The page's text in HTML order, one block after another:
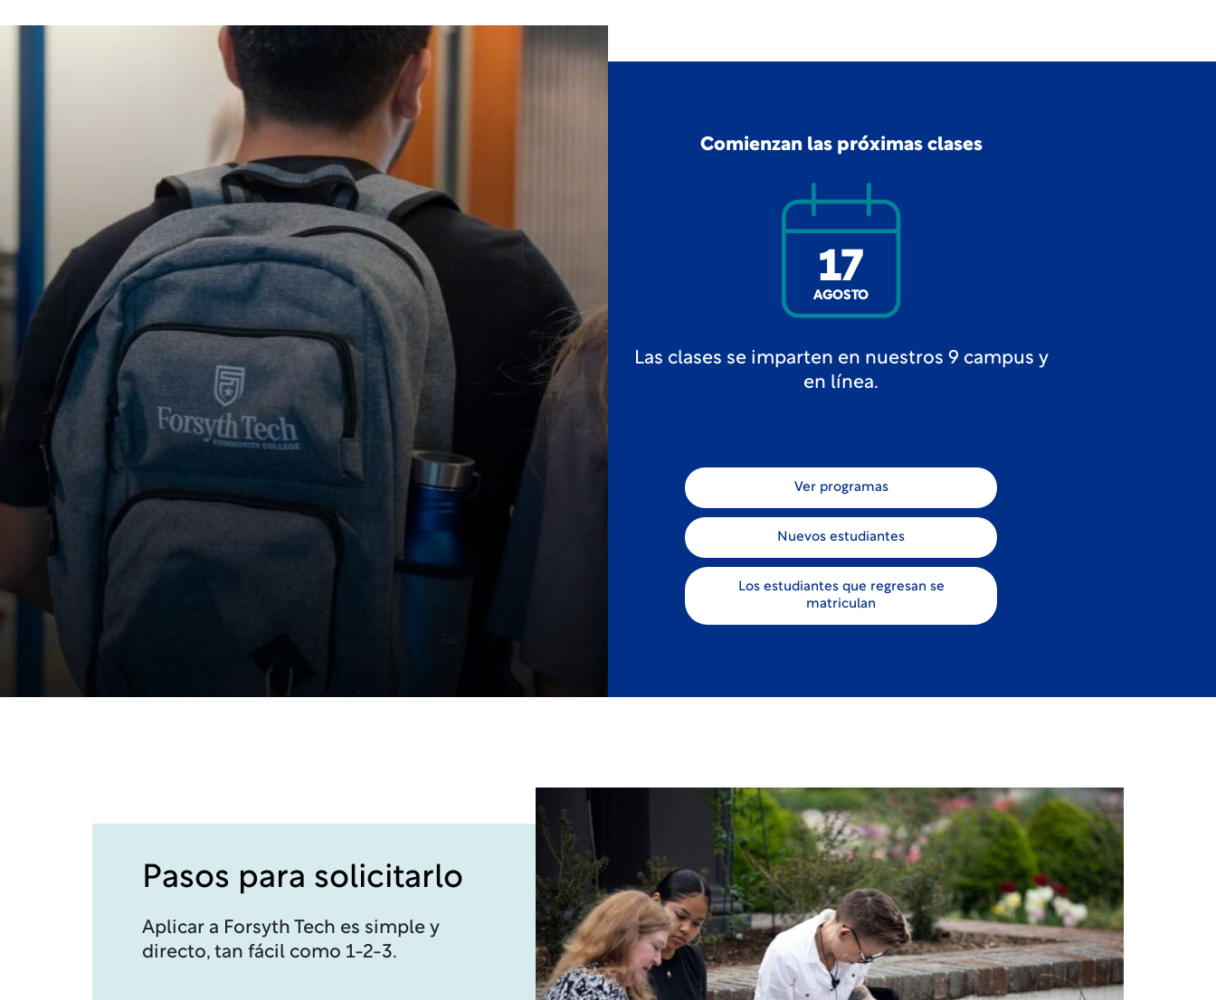
Comienzan las próximas clases
17
AGOSTO
Las clases se imparten en nuestros 9 campus y
en línea.
Ver programas
Nuevos estudiantes
Los estudiantes que regresan se
matriculan
Pasos para solicitarlo
Aplicar a Forsyth Tech es simple y
directo, tan fácil como 1-2-3.